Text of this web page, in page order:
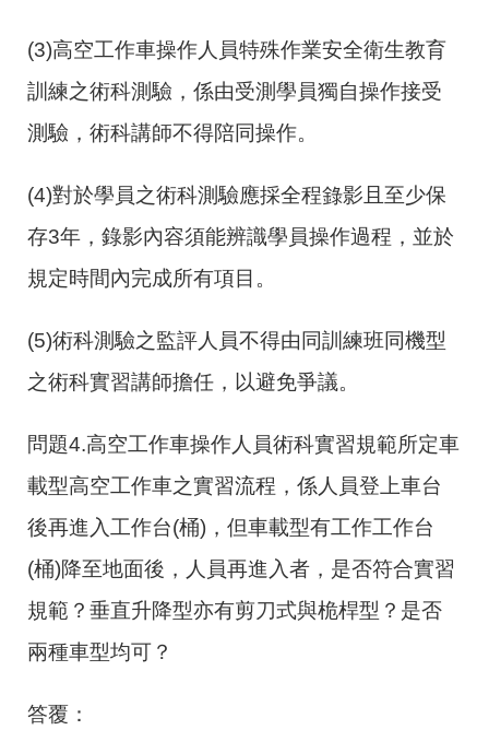
(3)高空工作車操作人員特殊作業安全衛生教育
訓練之術科測驗，係由受測學員獨自操作接受
測驗，術科講師不得陪同操作。
(4)對於學員之術科測驗應採全程錄影且至少保
存3年，錄影內容須能辨識學員操作過程，並於
規定時間內完成所有項目。
(5)術科測驗之監評人員不得由同訓練班同機型
之術科實習講師擔任，以避免爭議。
問題4.高空工作車操作人員術科實習規範所定車
載型高空工作車之實習流程，係人員登上車台
後再進入工作台(桶) ，但車載型有工作工作台
(桶)降至地面後，人員再進入者，是否符合實習
規範？垂直升降型亦有剪刀式與桅桿型？是否
兩種車型均可？
答覆：